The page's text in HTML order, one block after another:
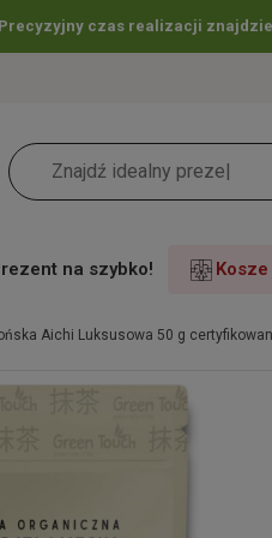
Darmowa dostawa już
na szybko!
Aichi Luksusowa 50 g